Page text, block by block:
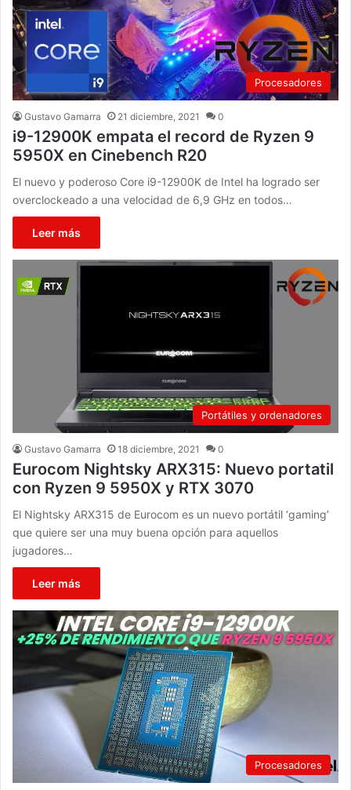
Procesadores
Gustavo Gamarra 21 diciembre, 2021 0
i9-12900K empata el record de Ryzen 9
5950X en Cinebench R20
El nuevo y poderoso Core i9-12900K de Intel ha logrado ser
overclockeado a una velocidad de 6,9 GHz en todos…
Leer más
Portátiles y ordenadores
Gustavo Gamarra 18 diciembre, 2021 0
Eurocom Nightsky ARX315: Nuevo portatil
con Ryzen 9 5950X y RTX 3070
El Nightsky ARX315 de Eurocom es un nuevo portátil ‘gaming’
que quiere ser una muy buena opción para aquellos
jugadores…
Leer más
Procesadores